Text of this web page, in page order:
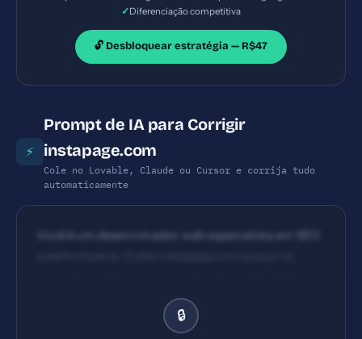
✓Diferenciação competitiva
🔓 Desbloquear estratégia — R$47
⚡
Prompt de IA para Corrigir
instapage.com
Cole no Lovable, Claude ou Cursor e corrija tudo
automaticamente
Você é um desenvolvedor web especialista em SEO
ausente 2) X-Frame-Options ausente 3) X-
Content-Type-Options ausente 4) Referrer-Policy
🔒